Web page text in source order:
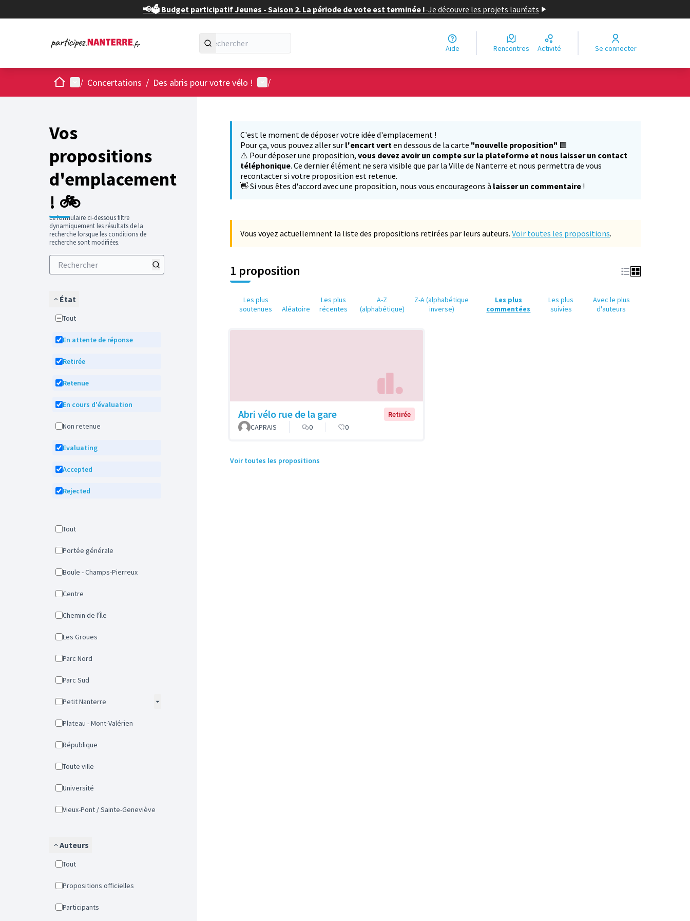
📢🗳️ Budget participatif Jeunes - Saison 2. La période de vote est terminée !-Je découvre les projets lauréats
Aide Rencontres Activité Se connecter
AccueilMenu principal
/ Concertations / Des abris pour votre vélo ! Menu utilisateur
/
Vos
propositions
d'emplacement
! 🚲
Le formulaire ci-dessous filtre
dynamiquement les résultats de la
recherche lorsque les conditions de
recherche sont modifiées.
État
Tout
En attente de réponse
Retirée
Retenue
En cours d'évaluation
Non retenue
Evaluating
Accepted
Rejected
Tout
Portée générale
Boule - Champs-Pierreux
Centre
Chemin de l'Île
Les Groues
Parc Nord
Parc Sud
Petit Nanterre
Plateau - Mont-Valérien
République
Toute ville
Université
Vieux-Pont / Sainte-Geneviève
Auteurs
Tout
Propositions officielles
Participants
C'est le moment de déposer votre idée d'emplacement !
Pour ça, vous pouvez aller sur l'encart verten dessous de la carte "nouvelle proposition" 🟩
⚠️ Pour déposer une proposition, vous devez avoir un compte sur la plateforme et nous laisser un contact
téléphonique. Ce dernier élément ne sera visible que par la Ville de Nanterre et nous permettra de vous
recontacter si votre proposition est retenue.
👋 Si vous êtes d'accord avec une proposition, nous vous encourageons à laisser un commentaire !
Vous voyez actuellemnent la liste des propositions retirées par leurs auteurs. Voir toutes les propositions.
1 proposition
Les plus
soutenues
Aléatoire
Les plus
récentes
A-Z
(alphabétique)
Z-A (alphabétique
inverse)
Les plus
commentées
Les plus
suivies
Avec le plus
d'auteurs
Abri vélo rue de la gare
Retirée
CAPRAIS
0 0
Voir toutes les propositions